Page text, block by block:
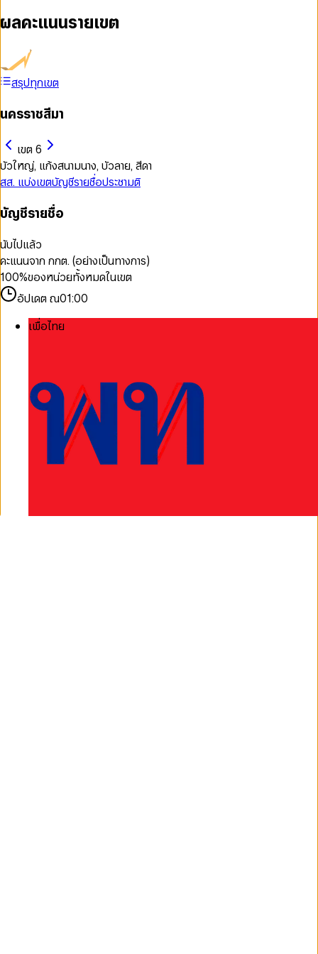
ผลคะแนนรายเขต
สรุปทุกเขต
นครราชสีมา
เขต 6
บัวใหญ่, แก้งสนามนาง, บัวลาย, สีดา
สส. แบ่งเขตบัญชีรายชื่อประชามติ
บัญชีรายชื่อ
นับไปแล้ว
คะแนนจาก กกต. (อย่างเป็นทางการ)
100%ของหน่วยทั้งหมดในเขต
อัปเดต ณ01:00
เพื่อไทย